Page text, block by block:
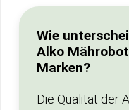
Wie
Alko
Marken?
Die Qualität der